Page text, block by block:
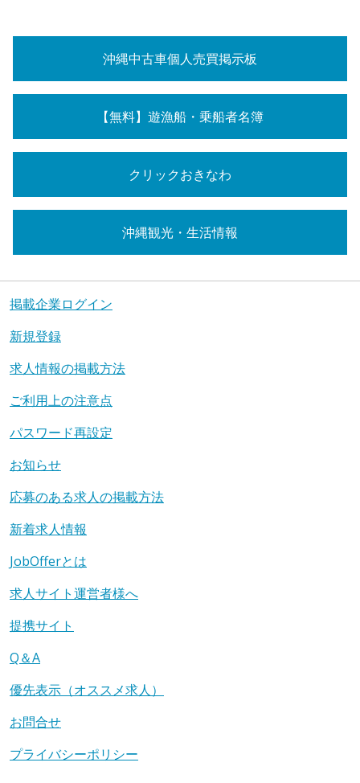
沖縄中古車個人売買掲示板
【無料】遊漁船・乗船者名簿
クリックおきなわ
沖縄観光・生活情報
掲載企業ログイン
新規登録
求人情報の掲載方法
ご利用上の注意点
パスワード再設定
お知らせ
応募のある求人の掲載方法
新着求人情報
JobOfferとは
求人サイト運営者様へ
提携サイト
Q＆A
優先表示（オススメ求人）
お問合せ
プライバシーポリシー